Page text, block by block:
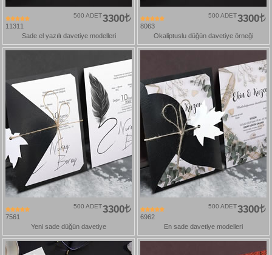
11311
3300
500 ADET
Sade el yazılı davetiye modelleri
8063
3300
500 ADET
Okaliptuslu düğün davetiye örneği
7561
3300
500 ADET
Yeni sade düğün davetiye
6962
3300
500 ADET
En sade davetiye modelleri